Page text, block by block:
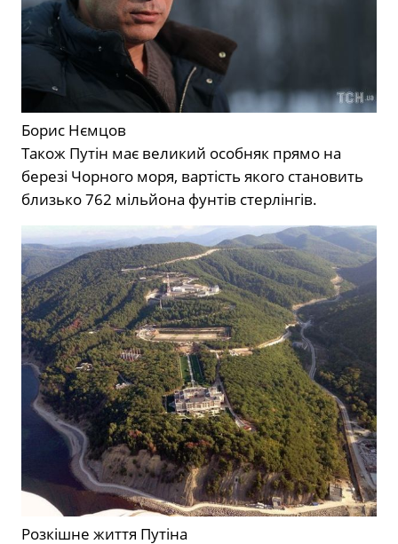
Борис Нємцов
Також Путін має великий особняк прямо на
березі Чорного моря, вартість якого становить
близько 762 мільйона фунтів стерлінгів.
Розкішне життя Путіна